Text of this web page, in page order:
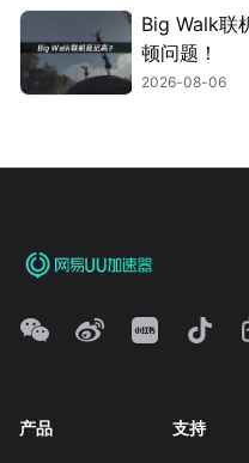
Big Walk联
顿问题！
2026-08-06
产品 支持